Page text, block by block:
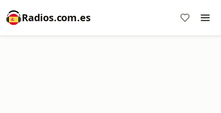
Radios.com.es